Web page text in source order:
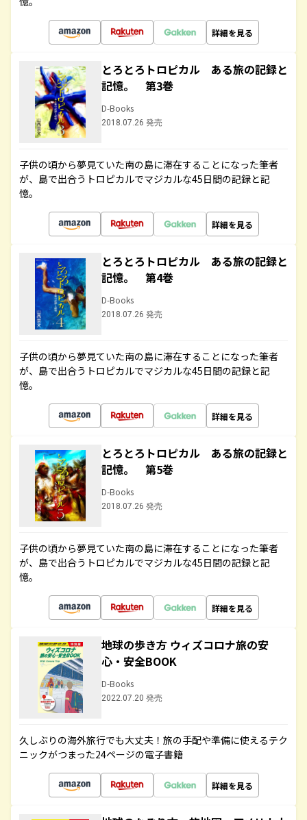
詳細を見る
とろとろトロピカル ある旅の記録と
記憶。 第3巻
D-Books
2018.07.26 発売
子供の頃から夢見ていた南の島に滞在することになった筆者
が、島で出合うトロピカルでマジカルな45日間の記録と記
憶。
詳細を見る
とろとろトロピカル ある旅の記録と
記憶。 第4巻
D-Books
2018.07.26 発売
子供の頃から夢見ていた南の島に滞在することになった筆者
が、島で出合うトロピカルでマジカルな45日間の記録と記
憶。
詳細を見る
とろとろトロピカル ある旅の記録と
記憶。 第5巻
D-Books
2018.07.26 発売
子供の頃から夢見ていた南の島に滞在することになった筆者
が、島で出合うトロピカルでマジカルな45日間の記録と記
憶。
詳細を見る
地球の歩き方 ウィズコロナ旅の安
心・安全BOOK
D-Books
2022.07.20 発売
久しぶりの海外旅行でも大丈夫！旅の手配や準備に使えるテク
ニックがつまった24ページの電子書籍
詳細を見る